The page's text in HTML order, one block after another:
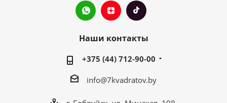
Наши контакты
+375 (44) 712-90-00
info@7kvadratov.by